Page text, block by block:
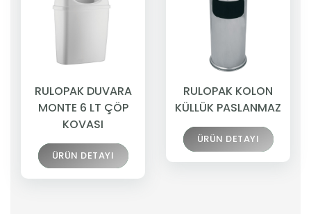
RULOPAK DUVARA
MONTE 6 LT ÇÖP
KOVASI
ÜRÜN DETAYI
RULOPAK KOLON
KÜLLÜK PASLANMAZ
ÜRÜN DETAYI